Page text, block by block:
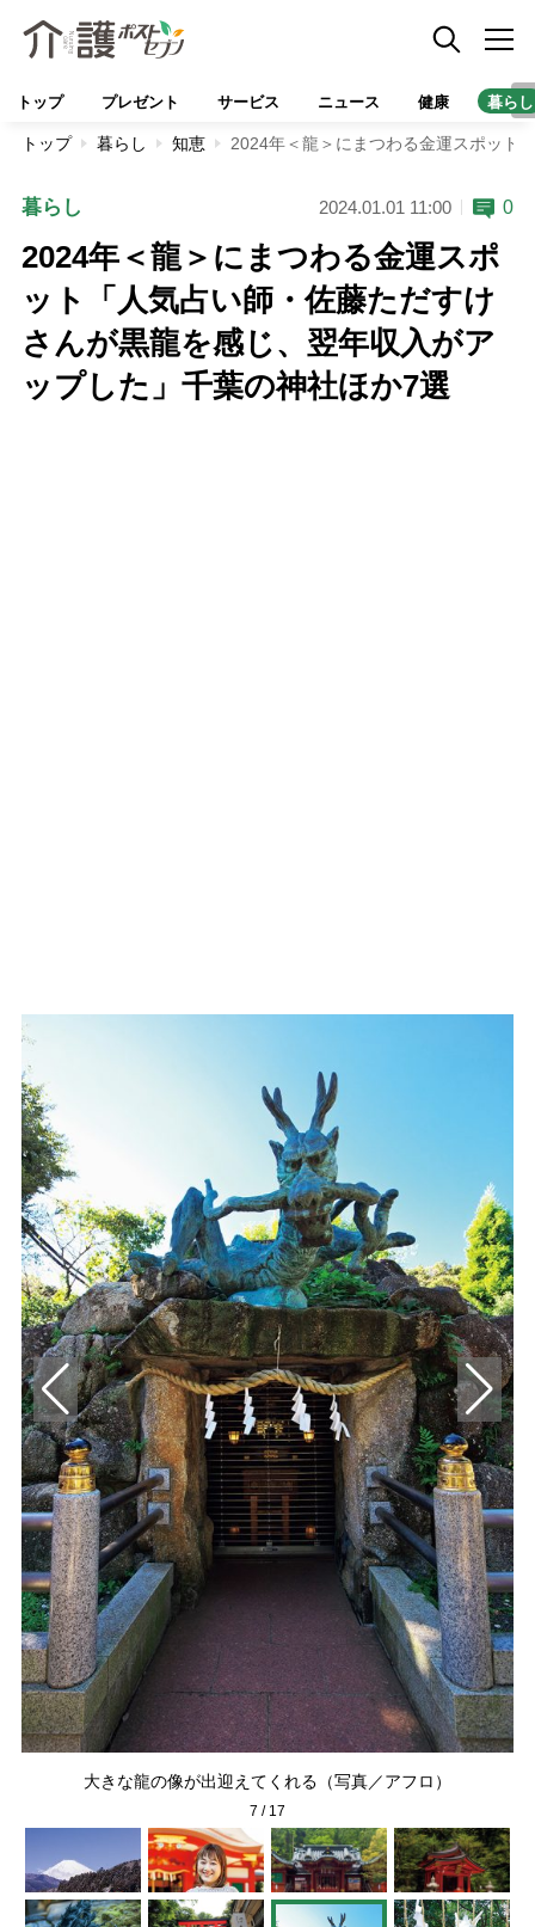
トップ プレゼント サービス ニュース 健康 暮らし
トップ 暮らし 知恵 2024年＜龍＞にまつわる金運スポット
暮らし 2024.01.01 11:00 0
2024年＜龍＞にまつわる金運スポ
ット「人気占い師・佐藤ただすけ
さんが黒龍を感じ、翌年収入がア
ップした」千葉の神社ほか7選
大きな龍の像が出迎えてくれる（写真／アフロ）
7 / 17